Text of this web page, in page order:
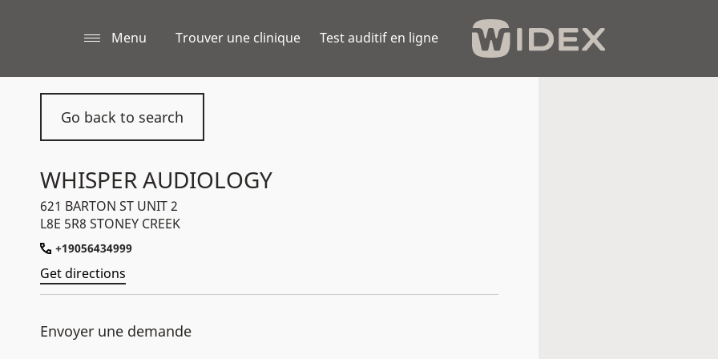
Menu Trouver une clinique Test auditif en ligne
Go back to search
WHISPER AUDIOLOGY
621 BARTON ST UNIT 2
L8E 5R8 STONEY CREEK
+19056434999
Get directions
Envoyer une demande